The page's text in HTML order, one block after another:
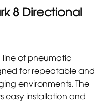
8 Directional
line of pneumatic
for repeatable and
environments. The
easy installation and